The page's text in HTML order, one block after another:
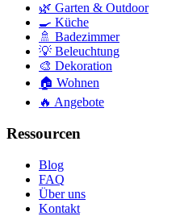
🌿 Garten & Outdoor
🍳 Küche
🚿 Badezimmer
💡 Beleuchtung
🎨 Dekoration
🏠 Wohnen
🔥 Angebote
Ressourcen
Blog
FAQ
Über uns
Kontakt